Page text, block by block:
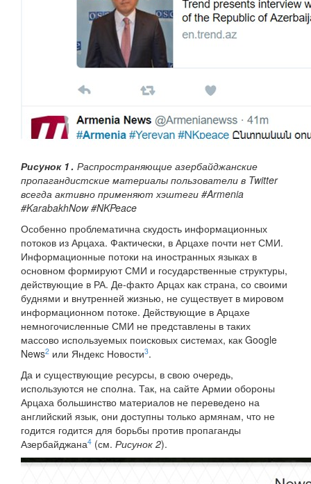
Рисунок 1․ Распространяющие азербайджанские
пропагандистские материалы пользователи в Twitter
всегда активно применяют хэштеги #Armenia
#KarabakhNow #NKPeace
Особенно проблематична скудость информационных
потоков из Арцаха. Фактически, в Арцахе почти нет СМИ.
Информационные потоки на иностранных языках в
основном формируют СМИ и государственные структуры,
действующие в РА. Де-факто Арцах как страна, со своими
буднями и внутренней жизнью, не существует в мировом
информационном потоке. Действующие в Арцахе
немногочисленные СМИ не представлены в таких
массово используемых поисковых системах, как Google
News2 или Яндекс Новости3.
Да и существующие ресурсы, в свою очередь,
используются не сполна. Так, на сайте Армии обороны
Арцаха большинство материалов не переведено на
английский язык, они доступны только армянам, что не
годится годится для борьбы против пропаганды
Азербайджана4 (см. Рисунок 2).